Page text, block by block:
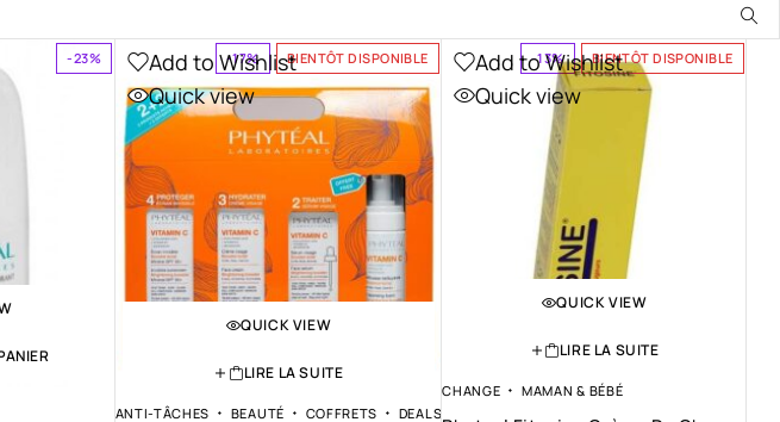
-23% -17% BIENTÔT DISPONIBLE
Add to Wishlist
Quick view
QUICK VIEW
LIRE LA SUITE
ANTI-TÂCHES BEAUTÉ COFFRETS DEALS
-13% BIENTÔT DISPONIBLE
Add to Wishlist
Quick view
QUICK VIEW
LIRE LA SUITE
CHANGE MAMAN & BÉBÉ